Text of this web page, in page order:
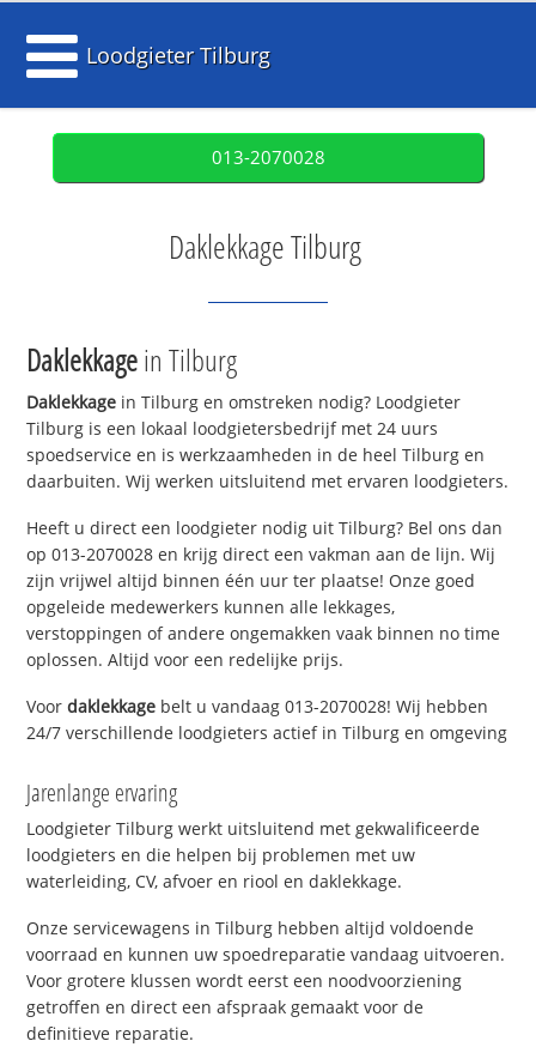
Loodgieter Tilburg
013-2070028
Daklekkage Tilburg
Daklekkagein Tilburg
Daklekkage in Tilburg en omstreken nodig? Loodgieter
Tilburg is een lokaal loodgietersbedrijf met 24 uurs
spoedservice en is werkzaamheden in de heel Tilburg en
daarbuiten. Wij werken uitsluitend met ervaren loodgieters.
Heeft u direct een loodgieter nodig uit Tilburg? Bel ons dan
op 013-2070028 en krijg direct een vakman aan de lijn. Wij
zijn vrijwel altijd binnen één uur ter plaatse! Onze goed
opgeleide medewerkers kunnen alle lekkages,
verstoppingen of andere ongemakken vaak binnen no time
oplossen. Altijd voor een redelijke prijs.
Voordaklekkage belt u vandaag 013-2070028! Wij hebben
24/7 verschillende loodgieters actief in Tilburg en omgeving
Jarenlange ervaring
Loodgieter Tilburg werkt uitsluitend met gekwalificeerde
loodgieters en die helpen bij problemen met uw
waterleiding, CV, afvoer en riool en daklekkage.
Onze servicewagens in Tilburg hebben altijd voldoende
voorraad en kunnen uw spoedreparatie vandaag uitvoeren.
Voor grotere klussen wordt eerst een noodvoorziening
getroffen en direct een afspraak gemaakt voor de
definitieve reparatie.